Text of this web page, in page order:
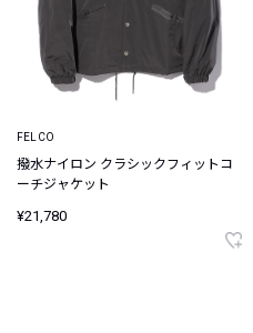
FELCO
撥水ナイロン クラシックフィットコ
ーチジャケット
¥21,780